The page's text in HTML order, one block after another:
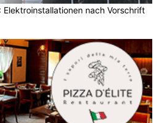
Elektroinstallationen nach Vorschrift